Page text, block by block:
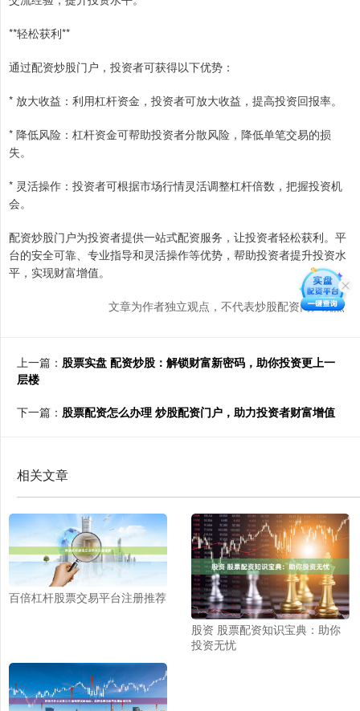
**轻松获利**
通过配资炒股门户，投资者可获得以下优势：
* 放大收益：利用杠杆资金，投资者可放大收益，提高投资回报率。
* 降低风险：杠杆资金可帮助投资者分散风险，降低单笔交易的损
失。
* 灵活操作：投资者可根据市场行情灵活调整杠杆倍数，把握投资机
会。
配资炒股门户为投资者提供一站式配资服务，让投资者轻松获利。平
台的安全可靠、专业指导和灵活操作等优势，帮助投资者提升投资水
平，实现财富增值。
文章为作者独立观点，不代表炒股配资门户观点
上一篇： 股票实盘 配资炒股：解锁财富新密码，助你投资更上一
层楼
下一篇： 股票配资怎么办理 炒股配资门户，助力投资者财富增值
相关文章
百倍杠杆股票交易平台注册推荐
股资 股票配资知识宝典：助你
投资无忧